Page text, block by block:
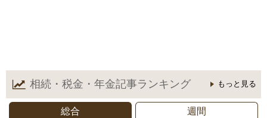
相続・税金・年金記事ランキング もっと見る
総合 週間